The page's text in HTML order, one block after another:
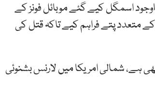
اسمگل کیے گئے موبائل فونز کے
کے متعدد پتے فراہم کیے تاکہ قتل کی
ہے، شمالی امریکا میں لارنس بشنوئی